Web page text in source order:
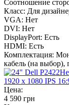
Соотношение
Класс: Для
VGA: Нет
DVI: Нет
DisplayPort: Есть
HDMI: Есть
Комплектация:
кабель (на выбор),
1920 x 1080 IPS
Цена:
4 590 грн